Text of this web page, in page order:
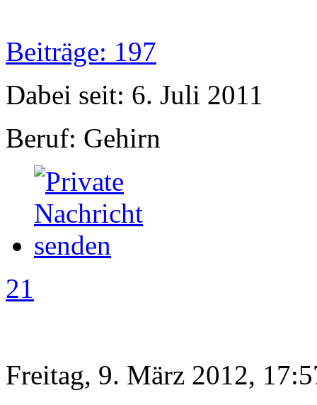
Beiträge: 197
Dabei seit: 6. Juli 2011
Beruf: Gehirn
21
Freitag, 9. März 2012,